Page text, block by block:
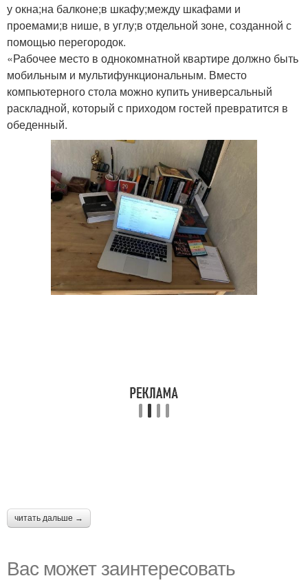
у окна;на балконе;в шкафу;между шкафами и
проемами;в нише, в углу;в отдельной зоне, созданной с
помощью перегородок.
«Рабочее место в однокомнатной квартире должно быть
мобильным и мультифункциональным. Вместо
компьютерного стола можно купить универсальный
раскладной, который с приходом гостей превратится в
обеденный.
читать дальше →
Вас может заинтересовать